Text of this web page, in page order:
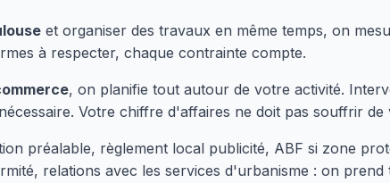
et organiser des travaux en même temps, on
à respecter, chaque contrainte compte.
, on planifie tout autour de votre activité.
Votre chiffre d'affaires ne doit pas souffrir de
préalable, règlement local publicité, ABF si zone
relations avec les services d'urbanisme : on prend